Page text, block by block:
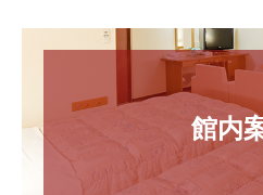
ホテル ブリスベンズ
客室
館内